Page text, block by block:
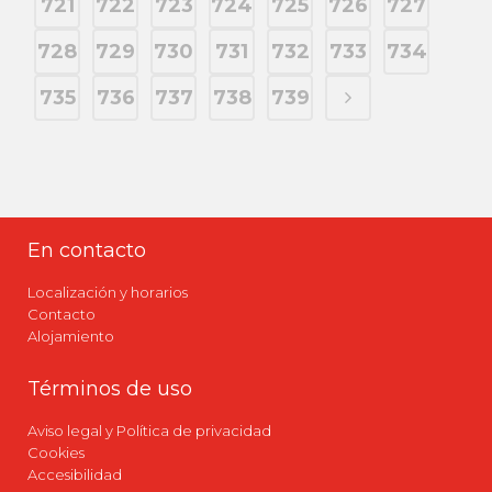
721
722 723 724 725 726
727
728
729 730 731 732 733
734
735
736 737 738 739
En contacto
Localización y horarios
Contacto
Alojamiento
Términos de uso
Aviso legal y Política de privacidad
Cookies
Accesibilidad